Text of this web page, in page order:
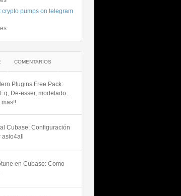
crypto pumps on telegram
COMENTARIOS
Plugins Free Pack:
De-esser, modelado…
Cubase: Configuración
en Cubase: Como